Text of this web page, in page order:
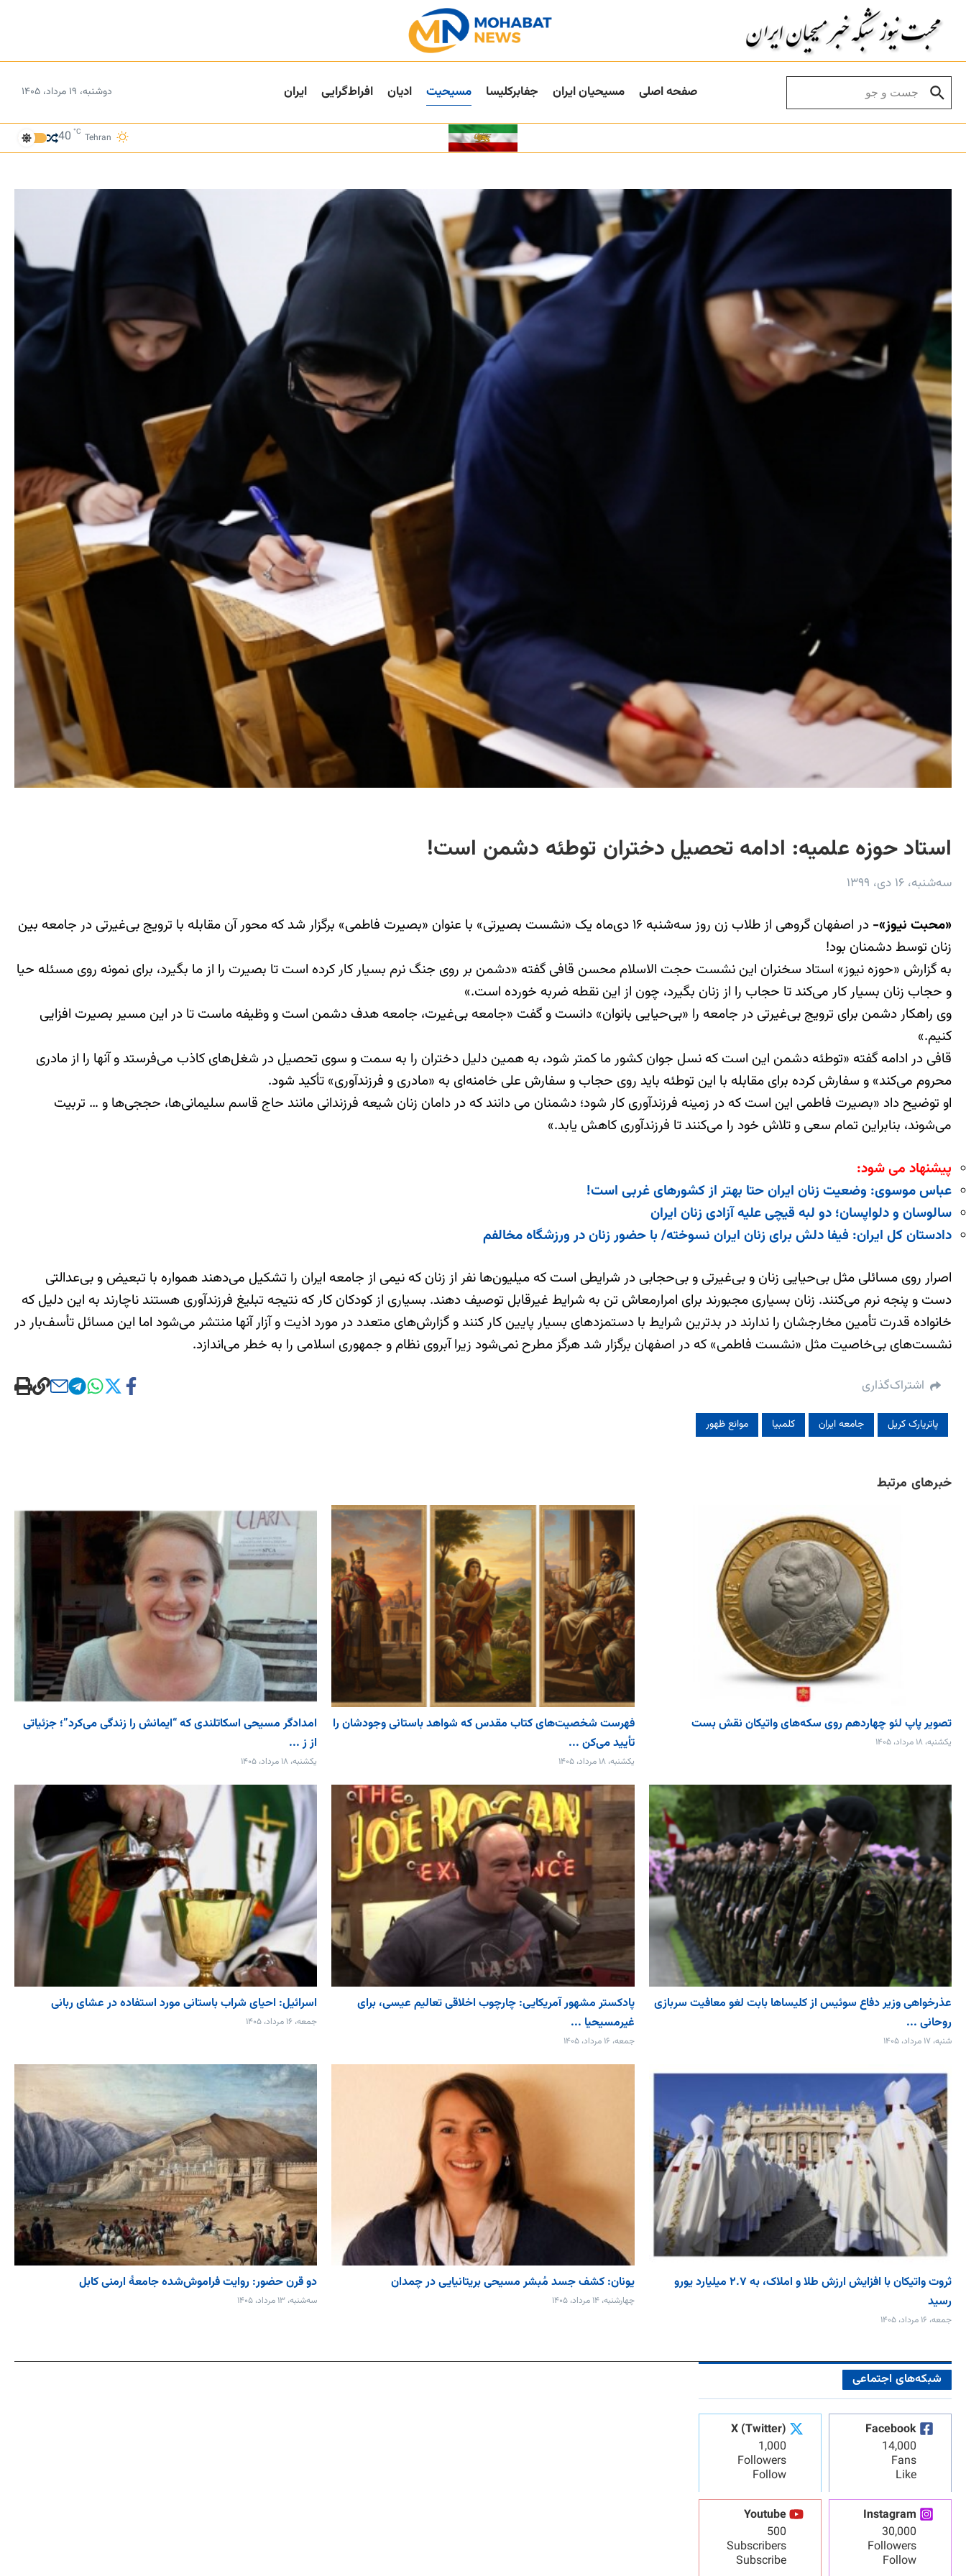
صفحه اصلی مسیحیان ایران جفا‌بر‌کلیسا مسیحیت ادیان افراط‌گرایی ایران دوشنبه، ۱۹ مرداد، ۱۴۰۵
Tehran
40 °C
استاد حوزه علمیه: ادامه تحصیل دختران توطئه دشمن است!
سه‌شنبه، ۱۶ دی، ۱۳۹۹
«محبت نیوز»-
در اصفهان گروهی از طلاب زن روز سه‌شنبه ۱۶ دی‌ماه یک «نشست بصیرتی» با عنوان «بصیرت فاطمی» برگزار شد که محور آن مقابله با ترویج بی‌غیرتی در جامعه بین
زنان توسط دشمنان بود!
به گزارش «حوزه نیوز» استاد سخنران این نشست حجت ‌الاسلام محسن قافی گفته «دشمن بر روی جنگ نرم بسیار کار کرده است تا بصیرت را از ما بگیرد، برای نمونه روی مسئله حیا
و حجاب زنان بسیار کار می‌کند تا حجاب را از زنان بگیرد، چون از این نقطه ضربه خورده است.»
وی راهکار دشمن برای ترویج بی‌غیرتی در جامعه را «بی‌حیایی بانوان» دانست و گفت «جامعه بی‌غیرت، جامعه هدف دشمن است و وظیفه ماست تا در این مسیر بصیرت افزایی
کنیم.»
قافی در ادامه گفته «توطئه دشمن این است که نسل جوان کشور ما کمتر شود، به همین دلیل دختران را به سمت و سوی تحصیل در شغل‌های کاذب می‌فرستد و آنها را از مادری
محروم می‌کند» و سفارش کرده برای مقابله با این توطئه باید روی حجاب و سفارش علی خامنه‌ای به «مادری و فرزندآوری» تأکید شود.
او توضیح داد «بصیرت فاطمی این است که در زمینه فرزندآوری کار شود؛ دشمنان می دانند که در دامان زنان شیعه فرزندانی مانند حاج قاسم سلیمانی‌ها، حججی‌ها و … تربیت
می‌شوند، بنابراین تمام سعی و تلاش خود را می‌کنند تا فرزندآوری کاهش یابد.»
پیشنهاد می شود:
عباس موسوی: وضعیت زنان ایران حتا بهتر از کشورهای غربی است!
سالوسان و دلواپسان؛ دو لبه قیچی علیه آزادی زنان ایران
دادستان کل ایران: فیفا دلش برای زنان ایران نسوخته/ با حضور زنان در ورزشگاه‌ مخالفم
اصرار روی مسائلی مثل بی‌حیایی زنان و بی‌غیرتی و بی‌حجابی در شرایطی است که میلیون‌ها نفر از زنان که نیمی از جامعه ایران را تشکیل می‌دهند همواره با تبعیض و بی‌عدالتی
دست و پنجه نرم می‌کنند. زنان بسیاری مجبورند برای امرارمعاش تن به شرایط غیرقابل توصیف دهند. بسیاری از کودکان کار که نتیجه تبلیغ فرزندآوری هستند ناچارند به این دلیل که
خانواده قدرت تأمین مخارجشان را ندارند در بدترین شرایط با دستمزدهای بسیار پایین کار کنند و گزارش‌های متعدد در مورد اذیت و آزار آنها منتشر می‌شود اما این مسائل تأسف‌بار در
نشست‌های بی‌خاصیت مثل «نشست فاطمی» که در اصفهان برگزار شد هرگز مطرح نمی‌شود زیرا آبروی نظام و جمهوری اسلامی را به خطر می‌اندازد.
اشتراک‌گذاری
پاتریارک کریل جامعه ایران کلمبیا موانع ظهور
خبرهای مرتبط
تصویر پاپ لئو چهاردهم روی سکه‌های واتیکان نقش بست
یکشنبه، ۱۸ مرداد، ۱۴۰۵
فهرست شخصیت‌های کتاب مقدس که شواهد باستانی وجودشان را
تأیید می‌کن ...
یکشنبه، ۱۸ مرداد، ۱۴۰۵
امدادگر مسیحی اسکاتلندی که “ایمانش را زندگی می‌کرد”؛ جزئیاتی
از ز ...
یکشنبه، ۱۸ مرداد، ۱۴۰۵
عذرخواهی وزیر دفاع سوئیس از کلیساها بابت لغو معافیت سربازی
روحانی ...
شنبه، ۱۷ مرداد، ۱۴۰۵
پادکستر مشهور آمریکایی: چارچوب اخلاقی تعالیم عیسی، برای
غیرمسیحیا ...
جمعه، ۱۶ مرداد، ۱۴۰۵
اسرائیل: احیای شراب باستانی مورد استفاده در عشای ربانی
جمعه، ۱۶ مرداد، ۱۴۰۵
ثروت واتیکان با افزایش ارزش طلا و املاک، به ۲.۷ میلیارد یورو
رسید
جمعه، ۱۶ مرداد، ۱۴۰۵
یونان: کشف جسد مُبشر مسیحی بریتانیایی در چمدان
چهارشنبه، ۱۴ مرداد، ۱۴۰۵
دو قرن حضور: روایت فراموش‌شده جامعۀ ارمنی کابل
سه‌شنبه، ۱۳ مرداد، ۱۴۰۵
شبکه‌های اجتماعی
Facebook
14,000
Fans
Like
X (Twitter)
1,000
Followers
Follow
Instagram
30,000
Followers
Follow
Youtube
500
Subscribers
Subscribe